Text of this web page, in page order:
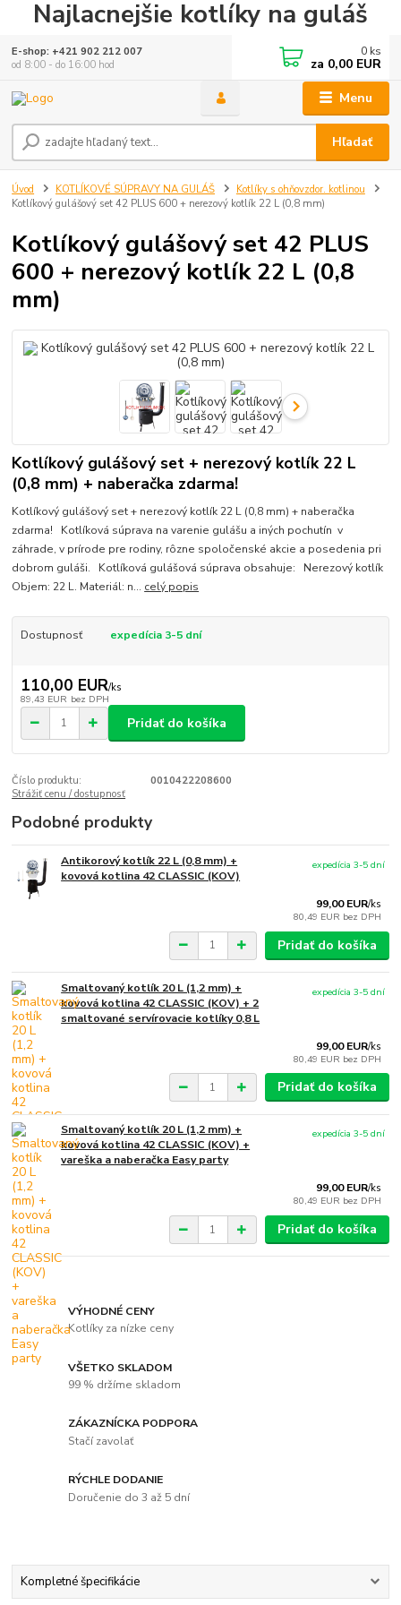
Najlacnejšie kotlíky na guláš
Menu
Hľadať
E-shop: +421 902 212 007
od 8:00 - do 16:00 hod
0 ks
za 0,00 EUR
Úvod KOTLÍKOVÉ SÚPRAVY NA GULÁŠ
Kotlíky s ohňovzdor. kotlinou
Kotlíkový gulášový set 42 PLUS 600 + nerezový kotlík 22 L (0,8 mm)
Kotlíkový gulášový set 42 PLUS
600 + nerezový kotlík 22 L (0,8
mm)
Kotlíkový gulášový set + nerezový kotlík 22 L
(0,8 mm) + naberačka zdarma!
Kotlíkový gulášový set + nerezový kotlík 22 L (0,8 mm) + naberačka
zdarma! Kotlíková súprava na varenie gulášu a iných pochutín v
záhrade, v prírode pre rodiny, rôzne spoločenské akcie a posedenia pri
dobrom guláši. Kotlíková gulášová súprava obsahuje: Nerezový kotlík
Objem: 22 L. Materiál: n... celý popis
Dostupnosť expedícia 3-5 dní
110,00 EUR/ks
89,43 EUR bez DPH
Pridať do košíka
Číslo produktu:
0010422208600
Strážiť cenu / dostupnosť
Podobné produkty
Antikorový kotlík 22 L (0,8 mm) +
kovová kotlina 42 CLASSIC (KOV)
99,00 EUR/ks
80,49 EUR bez DPH
expedícia 3-5 dní
Pridať do košíka
Smaltovaný kotlík 20 L (1,2 mm) +
kovová kotlina 42 CLASSIC (KOV) + 2
smaltované servírovacie kotlíky 0,8 L
99,00 EUR/ks
80,49 EUR bez DPH
expedícia 3-5 dní
Pridať do košíka
Smaltovaný kotlík 20 L (1,2 mm) +
kovová kotlina 42 CLASSIC (KOV) +
vareška a naberačka Easy party
99,00 EUR/ks
80,49 EUR bez DPH
expedícia 3-5 dní
Pridať do košíka
VÝHODNÉ CENY
Kotlíky za nízke ceny
VŠETKO SKLADOM
99 % držíme skladom
ZÁKAZNÍCKA PODPORA
Stačí zavolať
RÝCHLE DODANIE
Doručenie do 3 až 5 dní
Kompletné špecifikácie